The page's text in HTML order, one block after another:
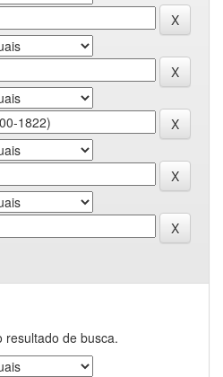
resultado de busca.